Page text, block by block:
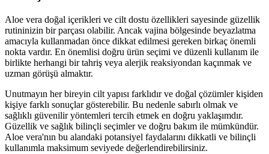
Aloe vera doğal içerikleri ve cilt dostu özellikleri sayesinde güzellik
rutininizin bir parçası olabilir. Ancak vajina bölgesinde beyazlatma
amacıyla kullanmadan önce dikkat edilmesi gereken birkaç önemli
nokta vardır. En önemlisi doğru ürün seçimi ve düzenli kullanım ile
birlikte herhangi bir tahriş veya alerjik reaksiyondan kaçınmak ve
uzman görüşü almaktır.
Unutmayın her bireyin cilt yapısı farklıdır ve doğal çözümler kişiden
kişiye farklı sonuçlar gösterebilir. Bu nedenle sabırlı olmak ve
sağlıklı güvenilir yöntemleri tercih etmek en doğru yaklaşımdır.
Güzellik ve sağlık bilinçli seçimler ve doğru bakım ile mümkündür.
Aloe vera'nın bu alandaki potansiyel faydalarını dikkatli ve bilinçli
kullanımla maksimum seviyede değerlendirebilirsiniz.